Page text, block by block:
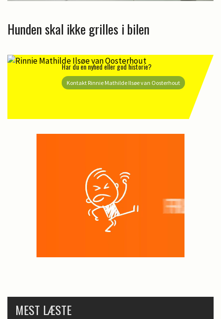
Hunden skal ikke grilles i bilen
Har du en nyhed eller god historie?
Kontakt Rinnie Mathilde Ilsøe van Oosterhout
MEST LÆSTE